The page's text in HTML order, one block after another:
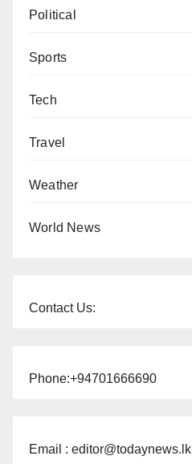
Political
Sports
Tech
Travel
Weather
World News
Contact Us:
Phone:+94701666690
Email : editor@todaynews.lk